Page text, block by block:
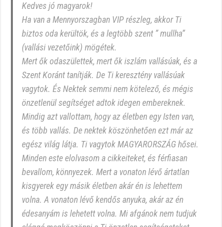
Kedves jó magyarok!
Ha van a Mennyorszagban VIP részleg, akkor Ti
biztos oda kerültök, és a legtöbb szent ” mullha”
(vallási vezetőink) mögétek.
Mert ők odaszülettek, mert ők iszlám vallásúak, és a
Szent Koránt tanítják. De Ti keresztény vallásúak
vagytok. És Nektek semmi nem kötelező, és mégis
önzetlenül segítséget adtok idegen embereknek.
Mindig azt vallottam, hogy az életben egy Isten van,
és több vallás. De nektek köszönhetően ezt már az
egész világ látja. Ti vagytok MAGYARORSZÁG hősei.
Minden este elolvasom a cikkeiteket, és férfiasan
bevallom, könnyezek. Mert a vonaton lévő ártatlan
kisgyerek egy másik életben akár én is lehettem
volna. A vonaton lévő kendős anyuka, akár az én
édesanyám is lehetett volna. Mi afgánok nem tudjuk